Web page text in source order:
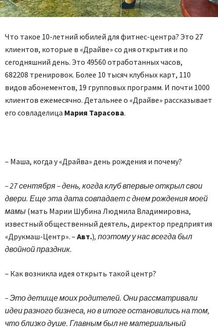
Что такое 10-летний юбилей для фитнес-центра? Это 27
клиентов, которые в «Драйве» со дня открытия и по
сегодняшний день. Это 49560 отработанных часов,
682208 тренировок. Более 10 тысяч клубных карт, 110
видов абонементов, 19 групповых программ. И почти 1000
клиентов ежемесячно. Детальнее о «Драйве» рассказывает
его совладелица Мария Тарасова.
– Маша, когда у «Драйва» день рождения и почему?
– 27 сентября – день, когда клуб впервые открыл свои
двери. Еще эта дата совпадает с днем рождения моей
мамы (мать Марии Шубина Людмила Владимировна,
известный общественный деятель, директор предприятия
«Друкмаш-Центр». – Авт.), поэтому у нас всегда был
двойной праздник.
– Как возникла идея открыть такой центр?
– Это детище моих родителей. Они рассматривали
идеи разного бизнеса, но в итоге остановились на том,
что близко душе. Главным был не материальный